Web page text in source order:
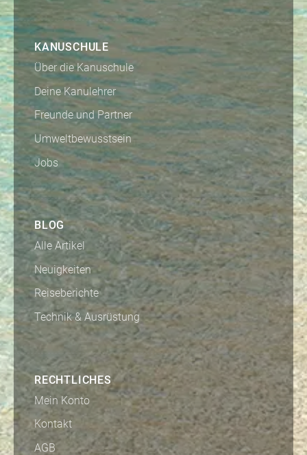
KANUSCHULE
Über die Kanuschule
Deine Kanulehrer
Freunde und Partner
Umweltbewusstsein
Jobs
BLOG
Alle Artikel
Neuigkeiten
Reiseberichte
Technik & Ausrüstung
RECHTLICHES
Mein Konto
Kontakt
AGB